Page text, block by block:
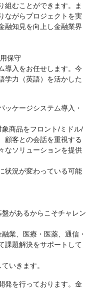
組むことができます。ま
ながらプロジェクトを実
融知見を向上し金融業界
保守
導入をお任せします。今
学力（英語）を活かした
ケージシステム導入・
商品をフロント/ミドル/
顧客との会話を重視する
なソリューションを提供
状況が変わっている可能
があるからこそチャレン
業、医療・医薬、通信・
課題解決をサポートして
いきます。
発を行っております。金